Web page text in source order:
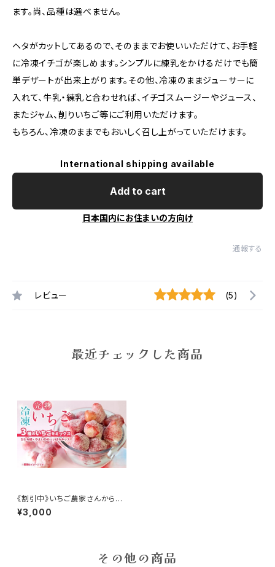
ます。尚、品種は選べません。
ヘタがカットしてあるので、そのままでお使いいただけて、お手軽
に冷凍イチゴが楽しめます。シンプルに練乳をかけるだけでも簡
単デザートが出来上がります。その他、冷凍のままジューサーに
入れて、牛乳・練乳と合わせれば、イチゴスムージーやジュース、
またジャム、削りいちご等にご利用いただけます。
もちろん、冷凍のままでもおいしく召し上がっていただけます。
International shipping available
Add to cart
日本国内にお住まいの方向け
通報する
レビュー (5)
最近チェックした商品
《割引中》いちご農家さんからの
直送品 完熟冷凍いちご 《２ｋ
ｇ》５００ｇ×4袋
¥3,000
その他の商品